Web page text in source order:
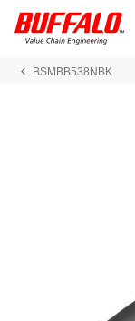
BSMBB538NBK